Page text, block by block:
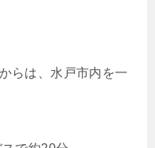
らは、水戸市内を一